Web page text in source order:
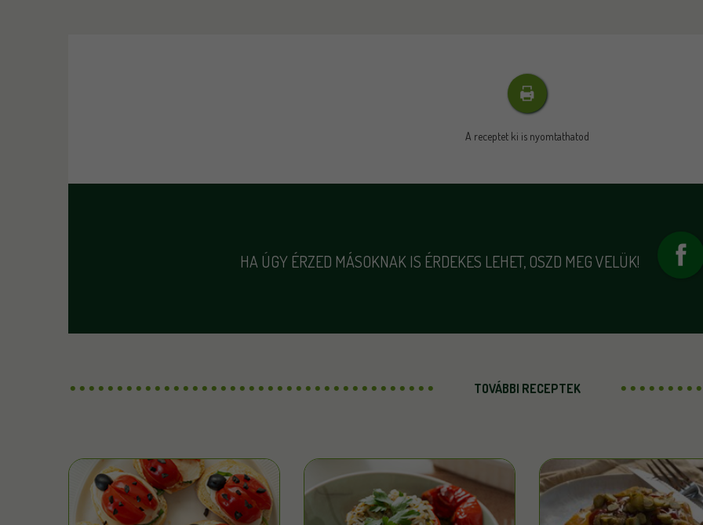
A receptet ki is nyomtathatod
HA ÚGY ÉRZED MÁSOKNAK IS ÉRDEKES LEHET, OSZD MEG VELÜK!
TOVÁBBI RECEPTEK